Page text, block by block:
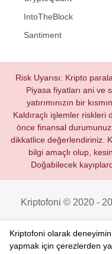
IntoTheBlock
Santiment
Risk Uyarısı: Kripto
Piyasa fiyatları ani ve
yatırımınızın bir
Kaldıraçlı işlemler riskleri
önce finansal
dikkatlice değerlendiriniz.
bilgi amaçlı olup,
Doğabilecek
Kriptofoni © 2020 -
Kriptofoni olarak
yapmak için çerezlerden